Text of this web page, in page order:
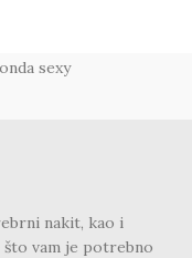
nakit, kao i
što vam je potrebno